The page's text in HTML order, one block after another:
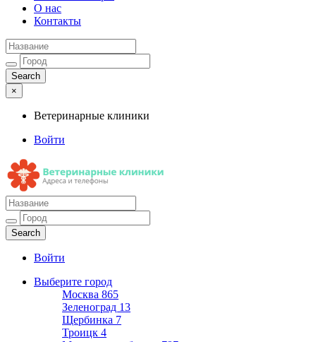
О нас
Контакты
×
Ветеринарные клиники
Войти
Ветеринарные клиники
Адреса и телефоны
Войти
Выберите город
Москва 865
Зеленоград 13
Щербинка 7
Троицк 4